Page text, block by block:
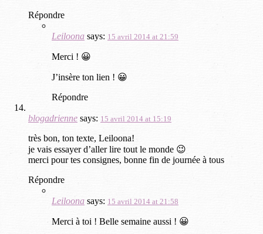
Répondre
Leiloona says: 15 avril 2014 at 21:59
Merci ! 😀
J’insère ton lien ! 😀
Répondre
blogadrienne says: 15 avril 2014 at 15:19
très bon, ton texte, Leiloona!
je vais essayer d’aller lire tout le monde 😉
merci pour tes consignes, bonne fin de journée à tous
Répondre
Leiloona says: 15 avril 2014 at 21:58
Merci à toi ! Belle semaine aussi ! 😀